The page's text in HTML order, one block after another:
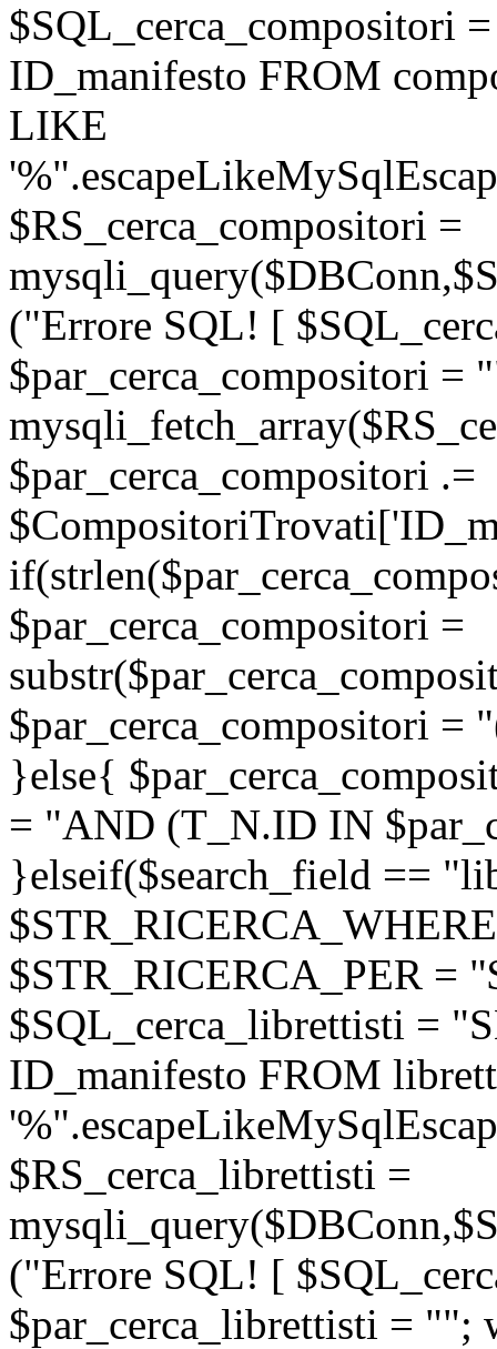
$SQL_cerca_compositori
ID_manifesto FROM
LIKE
$RS_cerca_compositori =
("Errore SQL! [
$par_cerca_compositori
$par_cerca_compositori .=
$par_cerca_compositori =
$par_cerca_compositori =
}else{
= "AND (T_N.ID IN
}elseif($search_field ==
$STR_RICERCA_PER = "
$SQL_cerca_librettisti =
ID_manifesto FROM
$RS_cerca_librettisti =
("Errore SQL! [
$par_cerca_librettisti =